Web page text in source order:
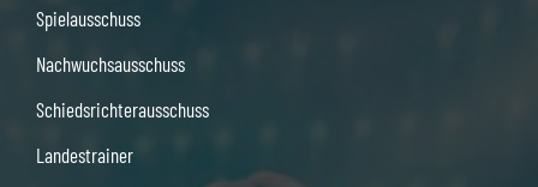
Spielausschuss
Nachwuchsausschuss
Schiedsrichterausschuss
Landestrainer